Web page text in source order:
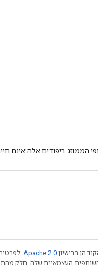
הממוזג. ריפודים אלה אינם
הן ברישיון Apache 2.0
.